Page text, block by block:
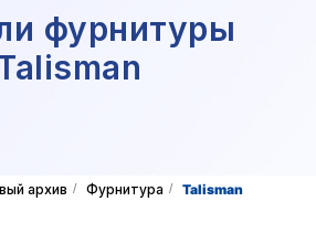
фурнитуры
архив / Фурнитура / Talisman